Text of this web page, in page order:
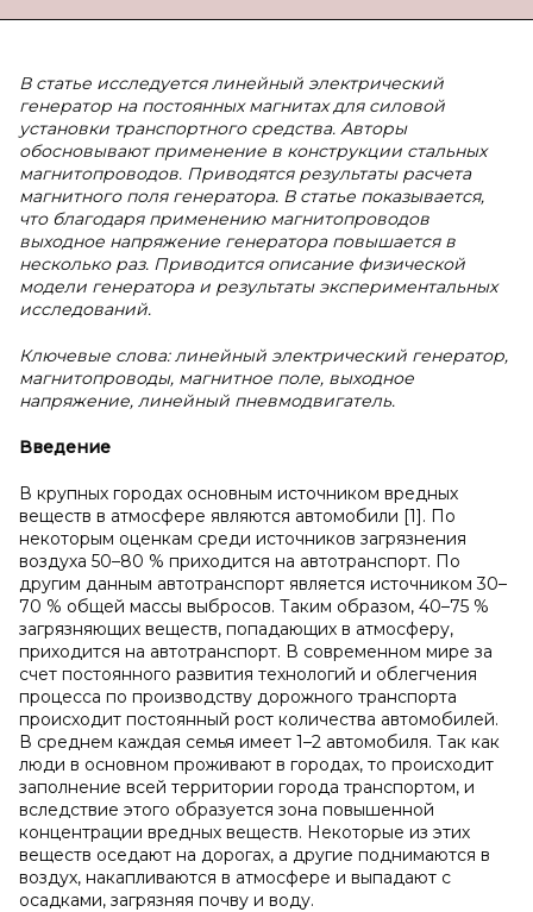
В статье исследуется линейный электрический
генератор на постоянных магнитах для силовой
установки транспортного средства. Авторы
обосновывают применение в конструкции стальных
магнитопроводов. Приводятся результаты расчета
магнитного поля генератора. В статье показывается,
что благодаря применению магнитопроводов
выходное напряжение генератора повышается в
несколько раз. Приводится описание физической
модели генератора и результаты экспериментальных
исследований.
Ключевые слова: линейный электрический генератор,
магнитопроводы, магнитное поле, выходное
напряжение, линейный пневмодвигатель.
Введение
В крупных городах основным источником вредных
веществ в атмосфере являются автомобили [1]. По
некоторым оценкам среди источников загрязнения
воздуха 50–80 % приходится на автотранспорт. По
другим данным автотранспорт является источником 30–
70 % общей массы выбросов. Таким образом, 40–75 %
загрязняющих веществ, попадающих в атмосферу,
приходится на автотранспорт. В современном мире за
счет постоянного развития технологий и облегчения
процесса по производству дорожного транспорта
происходит постоянный рост количества автомобилей.
В среднем каждая семья имеет 1–2 автомобиля. Так как
люди в основном проживают в городах, то происходит
заполнение всей территории города транспортом, и
вследствие этого образуется зона повышенной
концентрации вредных веществ. Некоторые из этих
веществ оседают на дорогах, а другие поднимаются в
воздух, накапливаются в атмосфере и выпадают с
осадками, загрязняя почву и воду.